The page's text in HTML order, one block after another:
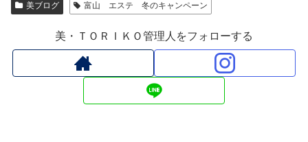
美ブログ 富山 エステ 冬のキャンペーン
美・ＴＯＲＩＫＯ管理人をフォローする